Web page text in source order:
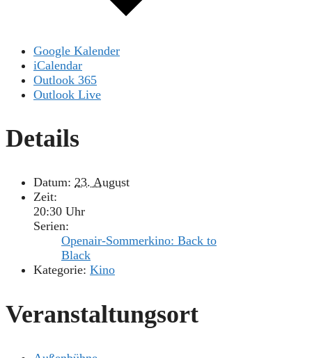
Google Kalender
iCalendar
Outlook 365
Outlook Live
Details
Datum: 23. August
Zeit:
20:30 Uhr
Serien:
Openair-Sommerkino: Back to
Black
Kategorie: Kino
Veranstaltungsort